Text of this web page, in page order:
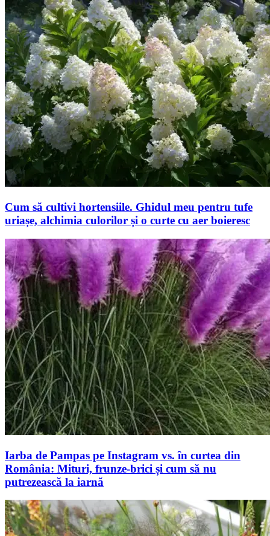
Cum să cultivi hortensiile. Ghidul meu pentru tufe
uriașe, alchimia culorilor și o curte cu aer boieresc
Iarba de Pampas pe Instagram vs. în curtea din
România: Mituri, frunze-brici și cum să nu
putrezească la iarnă